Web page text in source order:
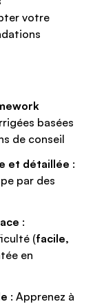
votre
basées
de conseil
et détaillée :
par des
:
(facile,
en
: Apprenez à